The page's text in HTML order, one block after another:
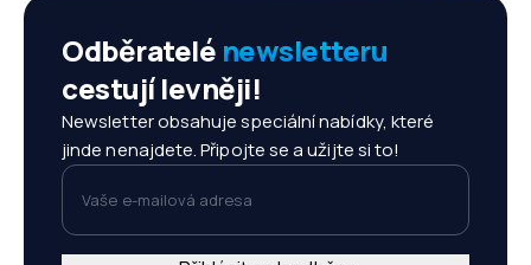
Odběratelé newsletteru
cestují levněji!
Newsletter obsahuje speciální nabídky, které
jinde nenajdete. Připojte se a užijte si to!
Vaše e-mailová adresa